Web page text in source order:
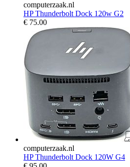
computerzaak.nl
HP Thunderbolt Dock 120w G2
€ 75.00
computerzaak.nl
HP Thunderbolt Dock 120W G4